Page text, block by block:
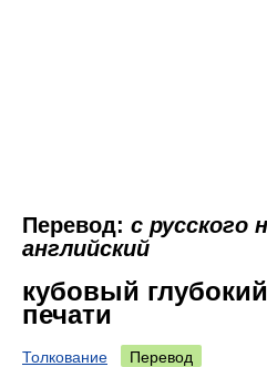
Перевод: с русского
английский
кубовый
печати
Толкование Перевод